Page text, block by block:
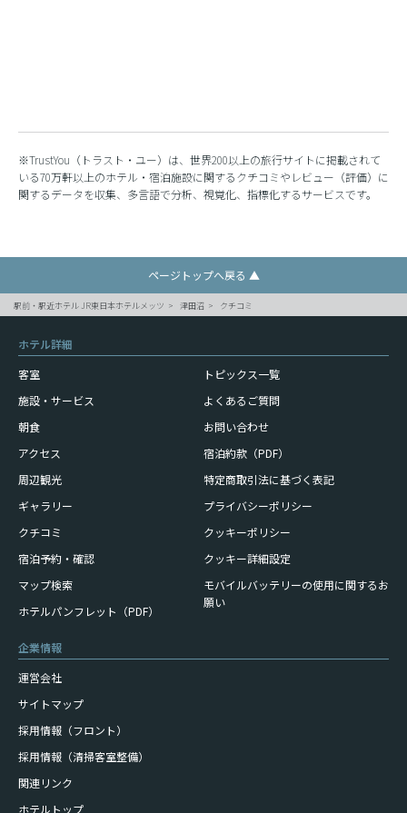
※TrustYou（トラスト・ユー）は、世界200以上の旅行サイトに掲載されて
いる70万軒以上のホテル・宿泊施設に関するクチコミやレビュー（評価）に
関するデータを収集、多言語で分析、視覚化、指標化するサービスです。
ページトップへ戻る ▲
駅前・駅近ホテル JR東日本ホテルメッツ 津田沼 クチコミ
ホテル詳細
客室
施設・サービス
朝食
アクセス
周辺観光
ギャラリー
クチコミ
宿泊予約・確認
マップ検索
ホテルパンフレット（PDF）
トピックス一覧
よくあるご質問
お問い合わせ
宿泊約款（PDF）
特定商取引法に基づく表記
プライバシーポリシー
クッキーポリシー
クッキー詳細設定
モバイルバッテリーの使用に関するお
願い
企業情報
運営会社
サイトマップ
採用情報（フロント）
採用情報（清掃客室整備）
関連リンク
ホテルトップ